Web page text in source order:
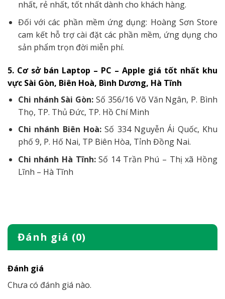
nhất, rẻ nhất, tốt nhất dành cho khách hàng.
Đối với các phần mềm ứng dụng: Hoàng Sơn Store
cam kết hỗ trợ cài đặt các phần mềm, ứng dụng cho
sản phẩm trọn đời miễn phí.
5. Cơ sở bán Laptop – PC – Apple giá tốt nhất khu
vực Sài Gòn, Biên Hoà, Bình Dương, Hà Tĩnh
Chi nhánh Sài Gòn:Số 356/16 Võ Văn Ngân, P. Bình
Thọ, TP. Thủ Đức, TP. Hồ Chí Minh
Chi nhánh Biên Hoà:Số 334 Nguyễn Ái Quốc, Khu
phố 9, P. Hố Nai, TP Biên Hòa, Tỉnh Đồng Nai.
Chi nhánh Hà Tĩnh:Số 14 Trần Phú – Thị xã Hồng
Lĩnh – Hà Tĩnh
Đánh giá (0)
Đánh giá
Chưa có đánh giá nào.